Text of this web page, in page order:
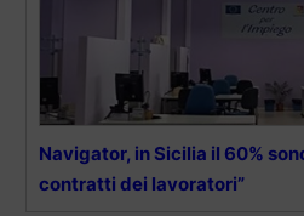
Navigator, in Sicilia il 60%
contratti dei lavoratori”